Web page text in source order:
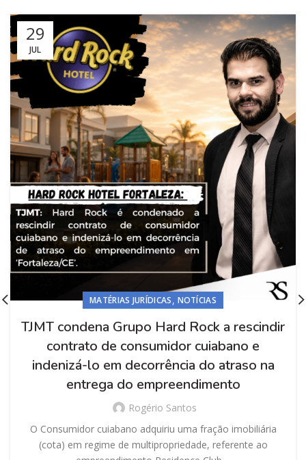
29
JUL
MATÉRIAS JURÍDICAS, NOTÍCIAS
TJMT condena Grupo Hard Rock a rescindir
contrato de consumidor cuiabano e
indenizá-lo em decorrência do atraso na
entrega do empreendimento
Rogério Santos
O Consumidor cuiabano adquiriu uma fração imobiliária
(cota) em regime de multipropriedade, referente ao